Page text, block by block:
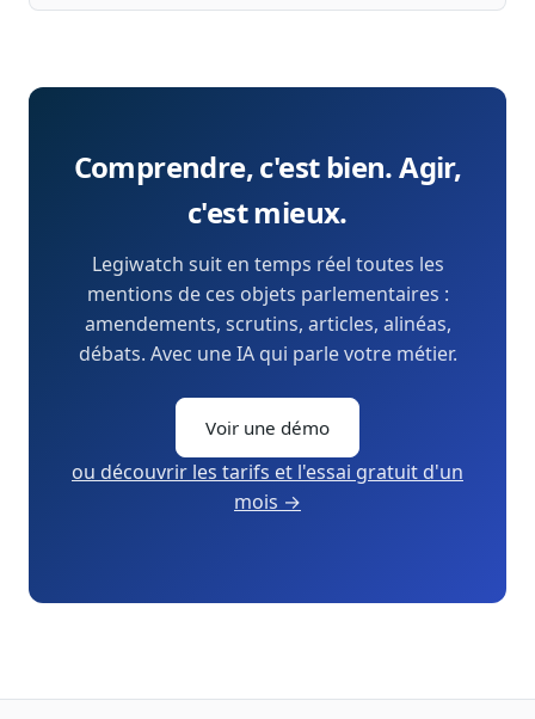
Comprendre, c'est bien. Agir,
c'est mieux.
Legiwatch suit en temps réel toutes les
mentions de ces objets parlementaires :
amendements, scrutins, articles, alinéas,
débats. Avec une IA qui parle votre métier.
Voir une démo
ou découvrir les tarifs et l'essai gratuit d'un
mois →